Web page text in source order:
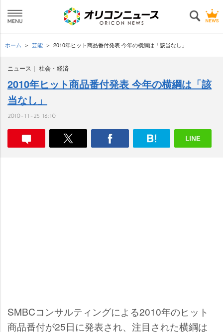
ホーム 芸能 2010年ヒット商品番付発表 今年の横綱は「該当なし」
ニュース 社会・経済
2010年ヒット商品番付発表 今年の横綱は「該
当なし」
2010-11-25 16:10
SMBCコンサルティングによる2010年のヒット
商品番付が25日に発表され、注目された横綱は